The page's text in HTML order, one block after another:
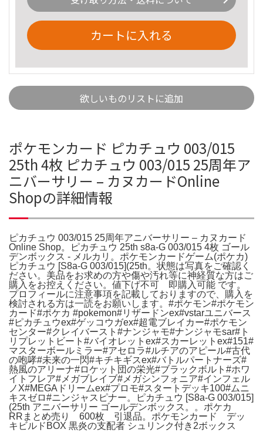
カートに入れる
欲しいものリストに追加
ポケモンカード ピカチュウ 003/015
25th 4枚 ピカチュウ 003/015 25周年ア
ニバーサリー – カヌカードOnline
Shopの詳細情報
ピカチュウ 003/015 25周年アニバーサリー – カヌカード
Online Shop。ピカチュウ 25th s8a-G 003/015 4枚 ゴール
デンボックス - メルカリ。ポケモンカードゲーム(ポケカ)
ピカチュウ [S8a-G 003/015](25th。状態は写真をご確認く
ださい。美品をお求めの方や傷や汚れ等に神経質な方はご
購入をお控えください。値下げ不可 即購入可能 です。
プロフィールに注意事項を記載しておりますので、購入を
検討される方は一読をお願いします。#ポケモン#ポケモン
カード#ポケカ #pokemon#リザードンex#vstarユニバース
#ピカチュウex#ゲッコウガex#超電ブレイカー#ポケモン
センター#クレイバースト#ナンジャモ#ナンジャモsar#ト
リプレットビート#バイオレットex#スカーレットex#151#
マスターボールミラー#アセロラ#ルチアのアピール#古代
の咆哮#未来の一閃#キチキギスex#バトルパートナーズ#
熱風のアリーナ#ロケット団の栄光#ブラックボルト#ホワ
イトフレア#メガブレイブ#メガシンフォニア#インフェル
ノX#MEGAドリームex#プロモ#スタートデッキ100#ムニ
キスゼロ#ニンジャスピナー。ピカチュウ [S8a-G 003/015]
(25th アニバーサリー ゴールデンボックス。。ポケカ
RRまとめ売り 600枚 引退品。ポケモンカード デッ
キビルドBOX 黒炎の支配者 シュリンク付き2ボックス